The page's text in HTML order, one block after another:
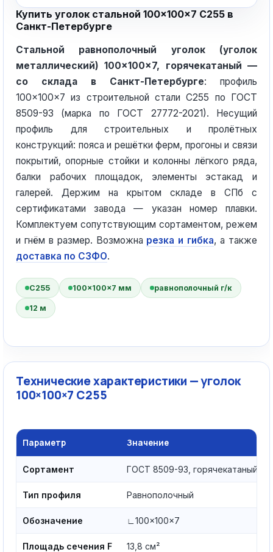
Купить уголок стальной 100×100×7 С255 в
Санкт-Петербурге
Стальной равнополочный уголок (уголок
металлический) 100×100×7, горячекатаный —
со склада в Санкт-Петербурге: профиль
100×100×7 из строительной стали С255 по ГОСТ
8509-93 (марка по ГОСТ 27772-2021). Несущий
профиль для строительных и пролётных
конструкций: пояса и решётки ферм, прогоны и связи
покрытий, опорные стойки и колонны лёгкого ряда,
балки рабочих площадок, элементы эстакад и
галерей. Держим на крытом складе в СПб с
сертификатами завода — указан номер плавки.
Комплектуем сопутствующим сортаментом, режем
и гнём в размер. Возможна резка и гибка, а также
доставка по СЗФО.
С255 100×100×7 мм равнополочный г/к
12 м
Технические характеристики — уголок
100×100×7 С255
Параметр Значение
Сортамент ГОСТ 8509-93, горячекатаный
Тип профиля Равнополочный
Обозначение ∟100×100×7
Площадь сечения F 13,8 см²